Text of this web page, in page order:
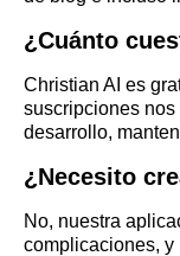
¿Cuánto
Christian AI es
suscripciones
desarrollo,
¿Necesito
No, nuestra
complicaciones, y